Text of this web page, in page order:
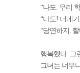
“나도. 우리
“나도! 너네
“당연하지.
행복했다. 그
그녀는 너무